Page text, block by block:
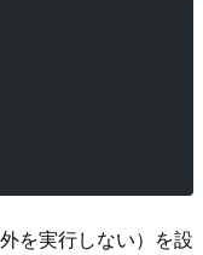
を実行しない）を設